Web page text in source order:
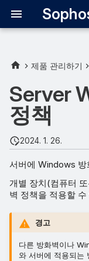
제품 관리하기
Server
정책
2024. 1. 26.
서버에 Windows 방
개별 장치(컴퓨터
벽 정책을 적용할
경고
다른 방화벽이나
와 서버에 적용되는